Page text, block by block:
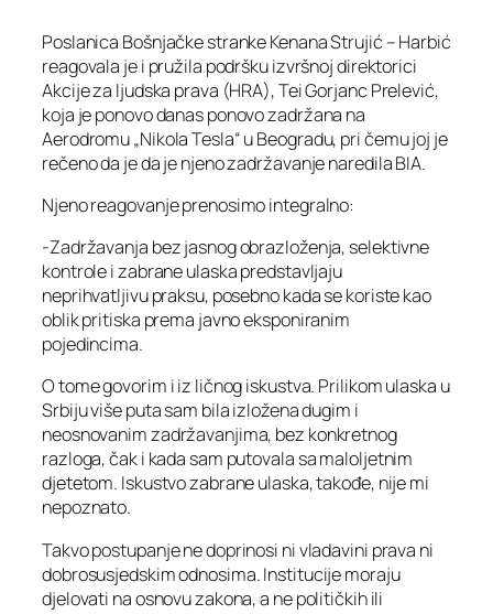
Poslanica Bošnjačke stranke Kenana Strujić – Harbić
reagovala je i pružila podršku izvršnoj direktorici
Akcije za ljudska prava (HRA), Tei Gorjanc Prelević,
koja je ponovo danas ponovo zadržana na
Aerodromu „Nikola Tesla“ u Beogradu, pri čemu joj je
rečeno da je da je njeno zadržavanje naredila BIA.
Njeno reagovanje prenosimo integralno:
-Zadržavanja bez jasnog obrazloženja, selektivne
kontrole i zabrane ulaska predstavljaju
neprihvatljivu praksu, posebno kada se koriste kao
oblik pritiska prema javno eksponiranim
pojedincima.
O tome govorim i iz ličnog iskustva. Prilikom ulaska u
Srbiju više puta sam bila izložena dugim i
neosnovanim zadržavanjima, bez konkretnog
razloga, čak i kada sam putovala sa maloljetnim
djetetom. Iskustvo zabrane ulaska, takođe, nije mi
nepoznato.
Takvo postupanje ne doprinosi ni vladavini prava ni
dobrosusjedskim odnosima. Institucije moraju
djelovati na osnovu zakona, a ne političkih ili